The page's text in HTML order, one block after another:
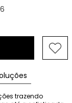
trazendo